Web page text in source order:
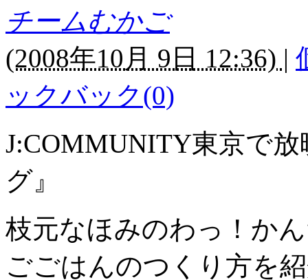
チームむかご
(2008年10月 9日 12:36) |
ックバック(0)
J:COMMUNITY東京で
グ』
枝元なほみのわっ！か
ごごはんのつくり方を